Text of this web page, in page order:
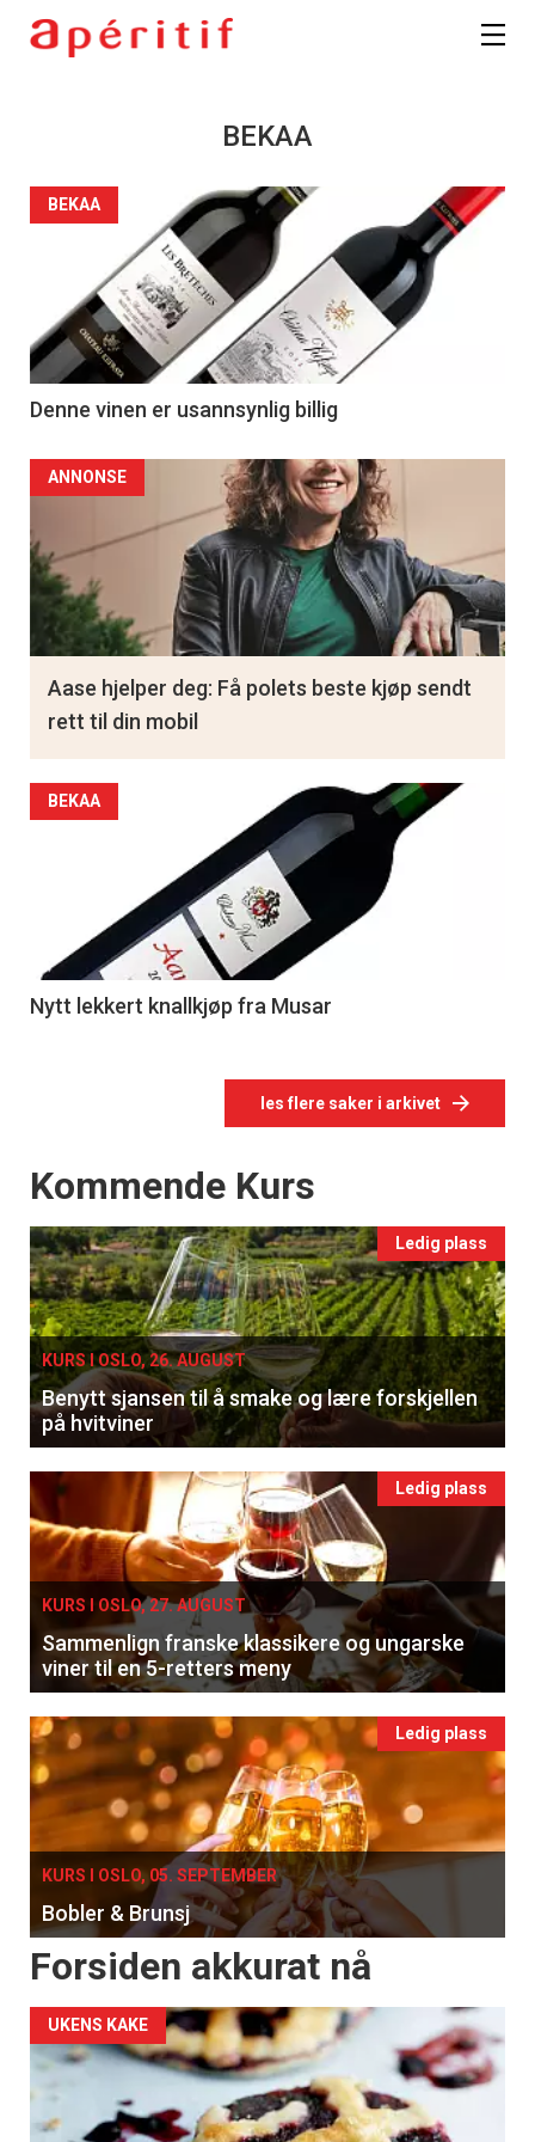
BEKAA
BEKAA
Denne vinen er usannsynlig billig
BEKAA
Nytt lekkert knallkjøp fra Musar
les flere saker i arkivet
ANNONSE
Aase hjelper deg: Få polets beste kjøp sendt
rett til din mobil
Events
Kommende Kurs
Ledig plass
KURS I OSLO, 26. AUGUST
Benytt sjansen til å smake og lære forskjellen
på hvitviner
Ledig plass
KURS I OSLO, 27. AUGUST
Sammenlign franske klassikere og ungarske
viner til en 5-retters meny
Ledig plass
KURS I OSLO, 05. SEPTEMBER
Bobler & Brunsj
Forsiden akkurat nå
UKENS KAKE